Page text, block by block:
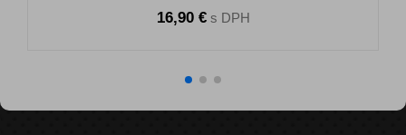
16,90 €s DPH